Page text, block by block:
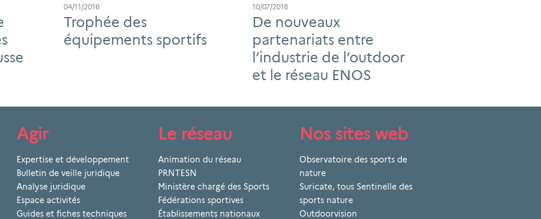
04/11/2016
Trophée des
équipements sportifs
10/07/2016
De nouveaux
partenariats entre
l’industrie de l’outdoor
et le réseau ENOS
Agir
Expertise et développement
Bulletin de veille juridique
Analyse juridique
Espace activités
Guides et fiches techniques
Le réseau
Animation du réseau
PRNTESN
Ministère chargé des Sports
Fédérations sportives
Établissements nationaux
Nos sites web
Observatoire des sports de
nature
Suricate, tous Sentinelle des
sports nature
Outdoorvision